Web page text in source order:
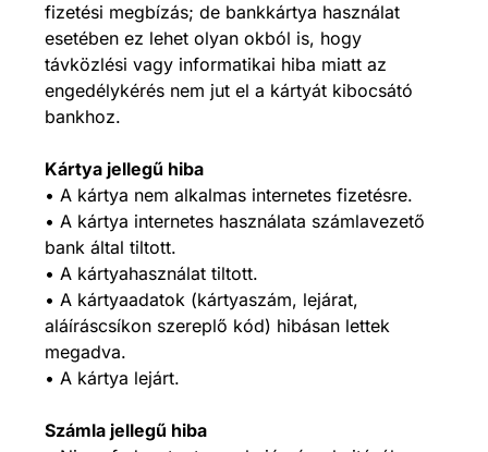
fizetési megbízás; de bankkártya használat
esetében ez lehet olyan okból is, hogy
távközlési vagy informatikai hiba miatt az
engedélykérés nem jut el a kártyát kibocsátó
bankhoz.
Kártya jellegű hiba
• A kártya nem alkalmas internetes fizetésre.
• A kártya internetes használata számlavezető
bank által tiltott.
• A kártyahasználat tiltott.
• A kártyaadatok (kártyaszám, lejárat,
aláíráscsíkon szereplő kód) hibásan lettek
megadva.
• A kártya lejárt.
Számla jellegű hiba